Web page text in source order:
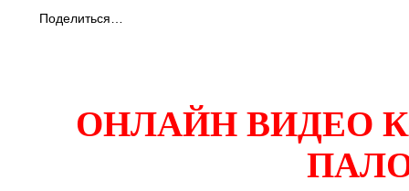
Поделиться…
ОНЛАЙН ВИДЕО